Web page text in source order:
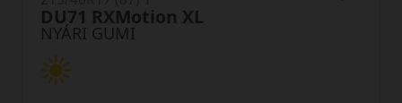
NYÁRI GUMI
DU71 RXMotion XL